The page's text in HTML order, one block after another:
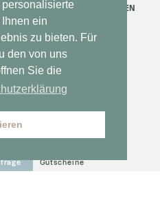
ein
zu bieten. Für
den von uns
Sie die
Gutscheine
EN
WEBSLINE